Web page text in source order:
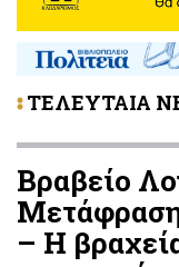
ΤΕΛΕΥΤΑΙΑ
Βραβείο
– Η